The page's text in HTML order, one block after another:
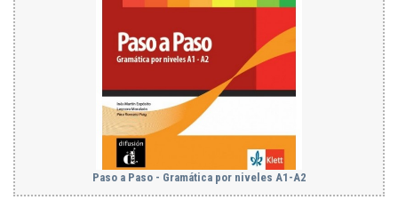
Paso a Paso - Gramática por niveles A1-A2